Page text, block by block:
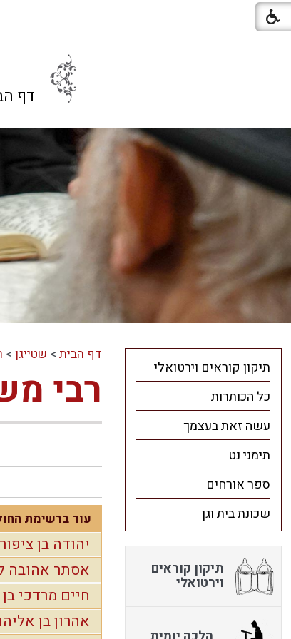
דף
דף הבית> שטייגן>
רבי
עוד ברשימת
יהודה בן
אסתר אהובה
חיים מרדכי
אהרון בן
תיקון קוראים וירטואלי
כל הכותרות
עשה זאת בעצמך
תימני נט
ספר אורחים
שכונת בית וגן
תיקון קוראים
וירטואלי